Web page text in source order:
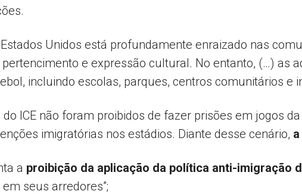
Unidos está profundamente enraizado nas
e expressão cultural. No entanto, (…) as
incluindo escolas, parques, centros comunitários e
ICE não foram proibidos de fazer prisões em jogos
imigratórias nos estádios. Diante desse cenário,
a proibição da aplicação da política anti-imigração
seus arredores”;